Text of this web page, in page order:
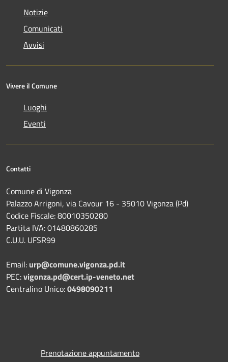
Notizie
Comunicati
Avvisi
Vivere il Comune
Luoghi
Eventi
Contatti
Comune di Vigonza
Palazzo Arrigoni, via Cavour 16 - 35010 Vigonza (Pd)
Codice Fiscale: 80010350280
Partita IVA: 01480860285
C.U.U. UFSR99
Email: urp@comune.vigonza.pd.it
PEC:vigonza.pd@cert.ip-veneto.net
Centralino Unico:0498090211
Prenotazione appuntamento